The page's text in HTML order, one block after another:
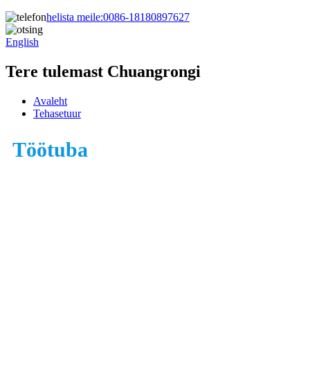
helista meile:0086-18180897627
English
Tere tulemast Chuangrongi
Avaleht
Tehasetuur
Töötuba